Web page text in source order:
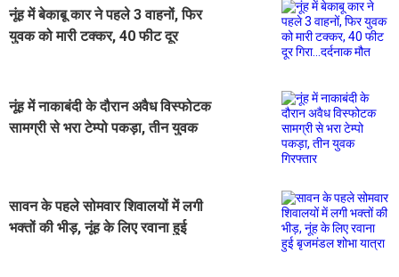
नूंह में बेकाबू कार ने पहले 3 वाहनों, फिर
युवक को मारी टक्कर, 40 फीट दूर
नूंह में नाकाबंदी के दौरान अवैध विस्फोटक
सामग्री से भरा टेम्पो पकड़ा, तीन युवक
सावन के पहले सोमवार शिवालयों में लगी
भक्तों की भीड़, नूंह के लिए रवाना हुई